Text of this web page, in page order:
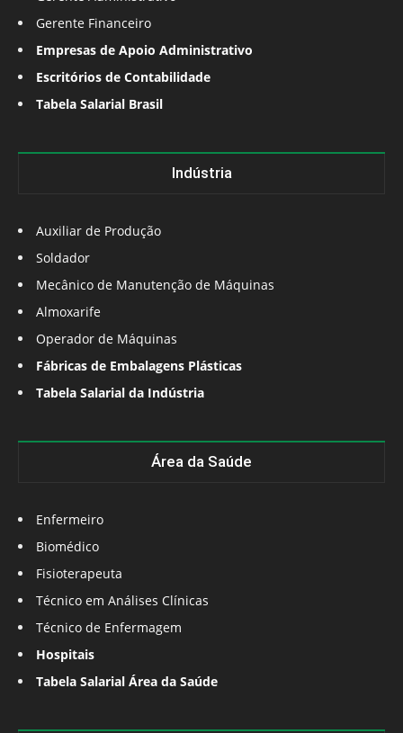
Gerente Financeiro
Empresas de Apoio Administrativo
Escritórios de Contabilidade
Tabela Salarial Brasil
Indústria
Auxiliar de Produção
Soldador
Mecânico de Manutenção de Máquinas
Almoxarife
Operador de Máquinas
Fábricas de Embalagens Plásticas
Tabela Salarial da Indústria
Área da Saúde
Enfermeiro
Biomédico
Fisioterapeuta
Técnico em Análises Clínicas
Técnico de Enfermagem
Hospitais
Tabela Salarial Área da Saúde